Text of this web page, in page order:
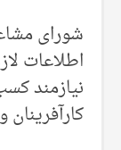
اطلاعات
نیازمند